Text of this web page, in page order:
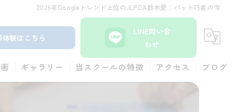
2026年Googleトレンド上位のJLPGA鈴木愛：パット巧者の今
体験はこちら
LINE問い合
わせ
ギャラリー 当スクールの特徴 アクセス ブログ